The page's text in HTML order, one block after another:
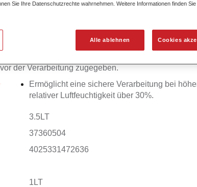
Permahyd® Hi-TEC WT
der Verarbeitung zugegeben.
Ermöglicht eine sichere Verarbeitung bei
relativer Luftfeuchtigkeit über 30%.
3.5LT
37360504
4025331472636
1LT
Sie Ihre Datenschutzrechte wahrnehmen. Weitere Informationen finden
Alle ablehnen Cookies